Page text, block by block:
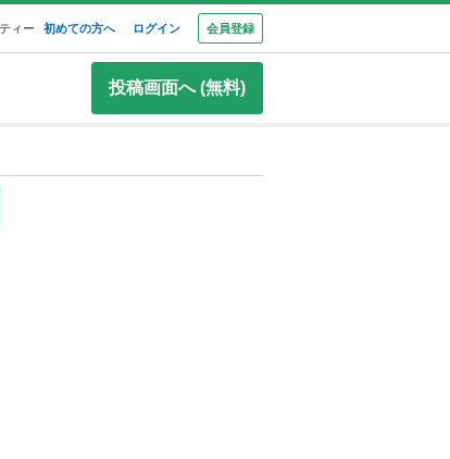
ィー 初めての方へ ログイン 会員登録
投稿画面へ (無料)